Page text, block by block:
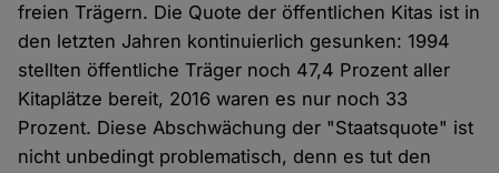
freien Trägern. Die Quote der öffentlichen Kitas ist in
den letzten Jahren kontinuierlich gesunken: 1994
stellten öffentliche Träger noch 47,4 Prozent aller
Kitaplätze bereit, 2016 waren es nur noch 33
Prozent. Diese Abschwächung der "Staatsquote" ist
nicht unbedingt problematisch, denn es tut den